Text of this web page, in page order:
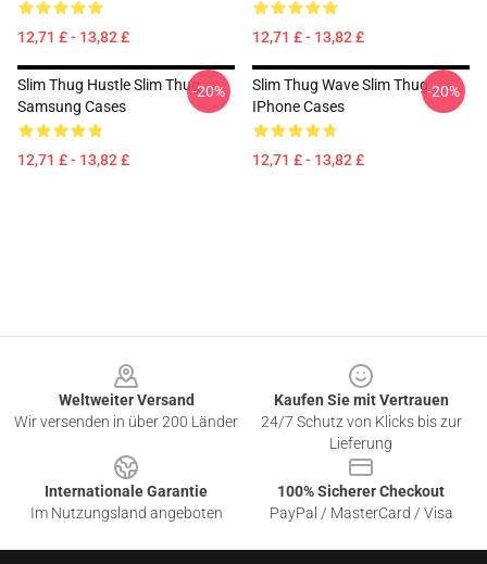
12,71 £ - 13,82 £ 12,71 £ - 13,82 £
Slim Thug Hustle Slim Thug
Samsung Cases
12,71 £ - 13,82 £
-20%
Slim Thug Wave Slim Thug
IPhone Cases
12,71 £ - 13,82 £
-20%
Weltweiter Versand
Wir versenden in über 200 Länder
Kaufen Sie mit Vertrauen
24/7 Schutz von Klicks bis zur
Lieferung
Internationale Garantie
Im Nutzungsland angeboten
100% Sicherer Checkout
PayPal / MasterCard / Visa